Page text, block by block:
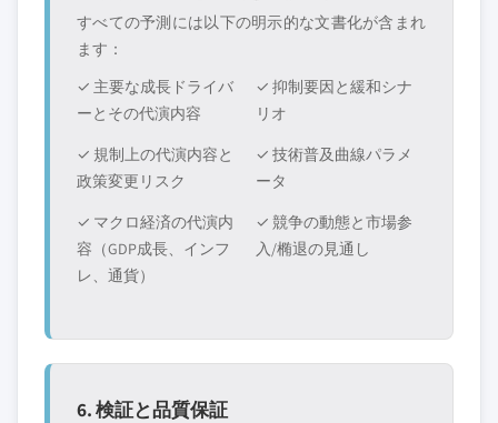
すべての予測には以下の明示的な文書化が含まれ
ます：
✓ 主要な成長ドライバ
ーとその代演内容
✓ 抑制要因と緩和シナ
リオ
✓ 規制上の代演内容と
政策変更リスク
✓ 技術普及曲線パラメ
ータ
✓ マクロ経済の代演内
容（GDP成長、インフ
レ、通貨）
✓ 競争の動態と市場参
入/椭退の見通し
6. 検証と品質保証